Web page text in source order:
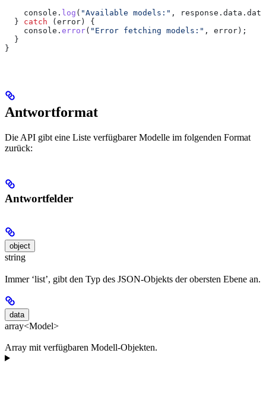
    console
. log ( "Available models:" , response . data . data
  }
catch (error) {
    console
. error( "Error fetching models:" , error);
  }
}
Antwortformat
Die API gibt eine Liste verfügbarer Modelle im folgenden Format
zurück:
Antwortfelder
object
string
Immer ‘list’, gibt den Typ des JSON-Objekts der obersten Ebene an.
data
array<Model>
Array mit verfügbaren Modell-Objekten.